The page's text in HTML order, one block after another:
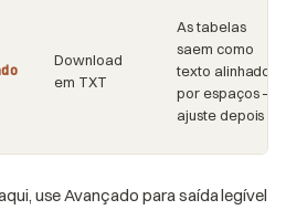
Download
em TXT
As tabelas
saem como
texto alinhado
por espaços —
ajuste depois
use Avançado para saída legível